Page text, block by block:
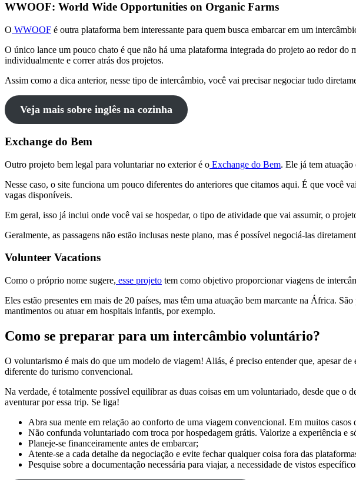
WWOOF: World Wide Opportunities on Organic Farms
O WWOOF é outra plataforma bem interessante para quem busca embarcar em um
O único lance um pouco chato é que não há uma plataforma integrada do projeto ao redor
individualmente e correr atrás dos projetos.
Assim como a dica anterior, nesse tipo de intercâmbio, você vai precisar negociar tudo
Veja mais sobre inglês na cozinha
Exchange do Bem
Outro projeto bem legal para voluntariar no exterior é o Exchange do Bem. Ele já tem
Nesse caso, o site funciona um pouco diferentes do anteriores que citamos aqui. É que você
vagas disponíveis.
Em geral, isso já inclui onde você vai se hospedar, o tipo de atividade que vai assumir, o
Geralmente, as passagens não estão inclusas neste plano, mas é possível negociá-las
Volunteer Vacations
Como o próprio nome sugere, esse projeto tem como objetivo proporcionar viagens de
Eles estão presentes em mais de 20 países, mas têm uma atuação bem marcante na África.
mantimentos ou atuar em hospitais infantis, por exemplo.
Como se preparar para um intercâmbio voluntário?
O voluntarismo é mais do que um modelo de viagem! Aliás, é preciso entender que, apesar
diferente do turismo convencional.
Na verdade, é totalmente possível equilibrar as duas coisas em um voluntariado, desde que
aventurar por essa trip. Se liga!
Abra sua mente em relação ao conforto de uma viagem convencional. Em muitos
Não confunda voluntariado com troca por hospedagem grátis. Valorize a experiência e
Planeje-se financeiramente antes de embarcar;
Atente-se a cada detalhe da negociação e evite fechar qualquer coisa fora das
Pesquise sobre a documentação necessária para viajar, a necessidade de vistos